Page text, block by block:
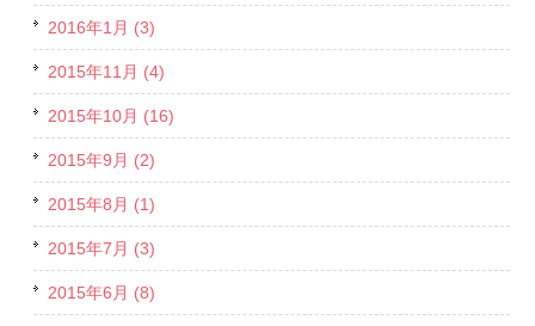
2016年1月 (3)
2015年11月 (4)
2015年10月 (16)
2015年9月 (2)
2015年8月 (1)
2015年7月 (3)
2015年6月 (8)